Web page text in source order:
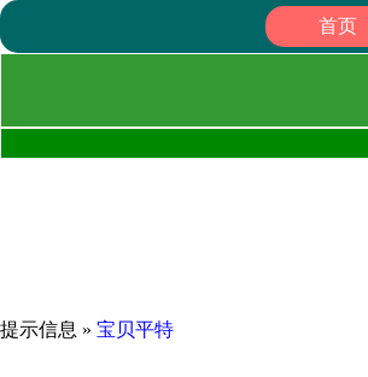
首页
提示信息 » 宝贝平特